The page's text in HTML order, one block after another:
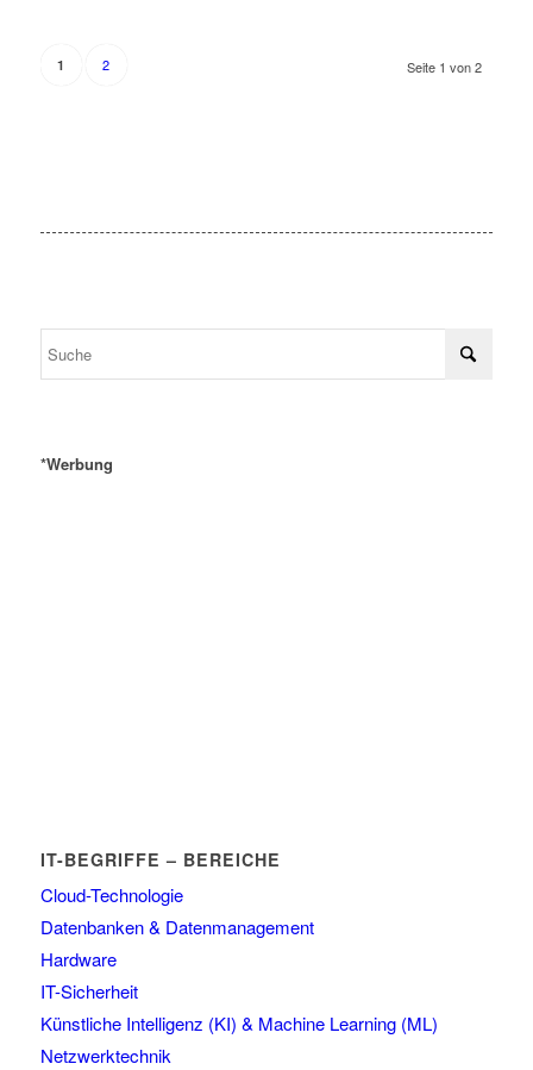
Seite 1 von 2
1 2
*Werbung
IT-BEGRIFFE – BEREICHE
Cloud-Technologie
Datenbanken & Datenmanagement
Hardware
IT-Sicherheit
Künstliche Intelligenz (KI) & Machine Learning (ML)
Netzwerktechnik